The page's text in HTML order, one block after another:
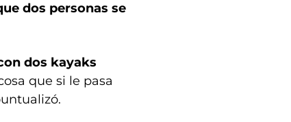
dos personas se
dos kayaks
que si le pasa